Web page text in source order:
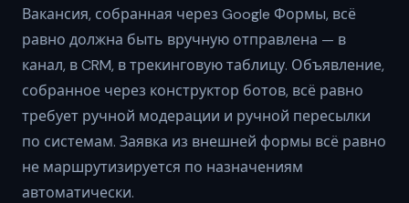
Вакансия, собранная через Google Формы, всё
равно должна быть вручную отправлена — в
канал, в CRM, в трекинговую таблицу. Объявление,
собранное через конструктор ботов, всё равно
требует ручной модерации и ручной пересылки
по системам. Заявка из внешней формы всё равно
не маршрутизируется по назначениям
автоматически.